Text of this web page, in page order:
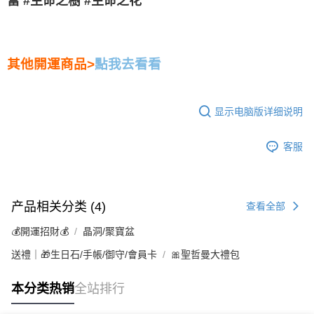
其他開運商品>點我去看看
显示电脑版详细说明
客服
产品相关分类 (4) 查看全部
💰開運招財💰 晶洞/聚寶盆
送禮｜🎁生日石/手帳/御守/會員卡 🎀聖哲曼大禮包
本分类热销全站排行